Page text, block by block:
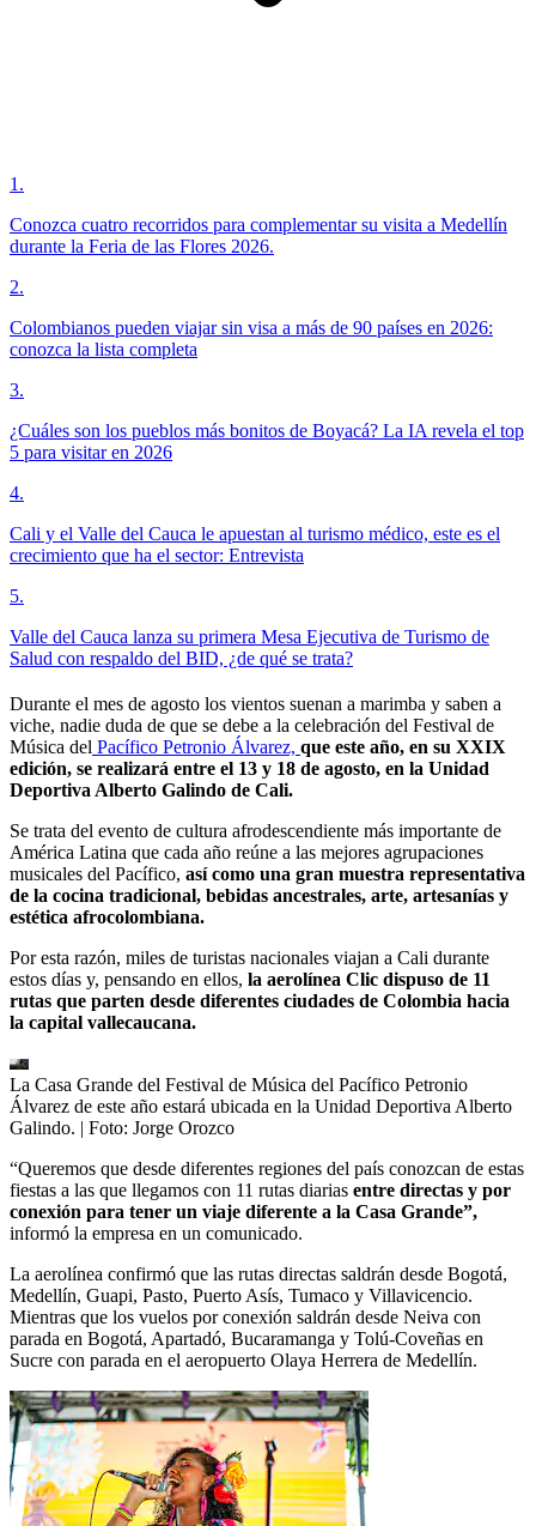
1 .
Conozca cuatro recorridos para complementar su visita a Medellín
durante la Feria de las Flores 2026.
2.
Colombianos pueden viajar sin visa a más de 90 países en 2026:
conozca la lista completa
3.
¿Cuáles son los pueblos más bonitos de Boyacá? La IA revela el top
5 para visitar en 2026
4.
Cali y el Valle del Cauca le apuestan al turismo médico, este es el
crecimiento que ha el sector: Entrevista
5.
Valle del Cauca lanza su primera Mesa Ejecutiva de Turismo de
Salud con respaldo del BID, ¿de qué se trata?
Durante el mes de agosto los vientos suenan a marimba y saben a
viche, nadie duda de que se debe a la celebración del Festival de
Música del Pacífico Petronio Álvarez, que este año, en su XXIX
edición, se realizará entre el 13 y 18 de agosto, en la Unidad
Deportiva Alberto Galindo de Cali.
Se trata del evento de cultura afrodescendiente más importante de
América Latina que cada año reúne a las mejores agrupaciones
musicales del Pacífico, así como una gran muestra representativa
de la cocina tradicional, bebidas ancestrales, arte, artesanías y
estética afrocolombiana.
Por esta razón, miles de turistas nacionales viajan a Cali durante
estos días y, pensando en ellos, la aerolínea Clic dispuso de 11
rutas que parten desde diferentes ciudades de Colombia hacia
la capital vallecaucana.
La Casa Grande del Festival de Música del Pacífico Petronio
Álvarez de este año estará ubicada en la Unidad Deportiva Alberto
Galindo. | Foto: Jorge Orozco
“Queremos que desde diferentes regiones del país conozcan de estas
fiestas a las que llegamos con 11 rutas diarias entre directas y por
conexión para tener un viaje diferente a la Casa Grande”,
informó la empresa en un comunicado.
La aerolínea confirmó que las rutas directas saldrán desde Bogotá,
Medellín, Guapi, Pasto, Puerto Asís, Tumaco y Villavicencio.
Mientras que los vuelos por conexión saldrán desde Neiva con
parada en Bogotá, Apartadó, Bucaramanga y Tolú-Coveñas en
Sucre con parada en el aeropuerto Olaya Herrera de Medellín.